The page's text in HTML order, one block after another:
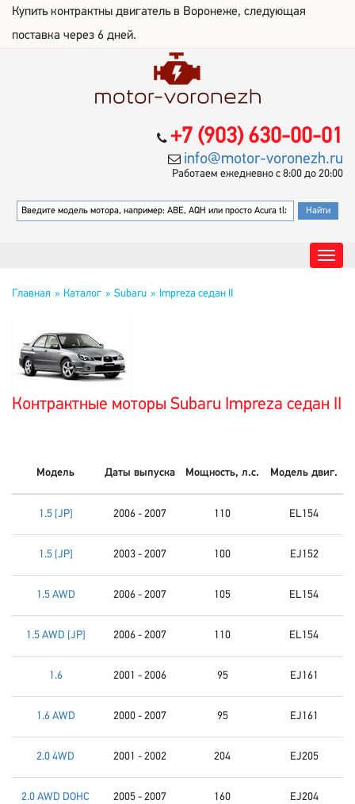
Купить контрактны двигатель в Воронеже, следующая
поставка через 6 дней.
+7 (903) 630-00-01
info@motor-voronezh.ru
Работаем ежедневно с 8:00 до 20:00
Главная Каталог Subaru Impreza седан II
Контрактные моторы Subaru Impreza седан II
Модель Даты выпуска Мощность, л.с. Модель двиг.
1.5 [JP] 2006 - 2007 110 EL154
1.5 [JP] 2003 - 2007 100 EJ152
1.5 AWD 2006 - 2007 105 EL154
1.5 AWD [JP] 2006 - 2007 110 EL154
1.6 2001 - 2006 95 EJ161
1.6 AWD 2000 - 2007 95 EJ161
2.0 4WD 2001 - 2002 204 EJ205
2.0 AWD DOHC 2005 - 2007 160 EJ204